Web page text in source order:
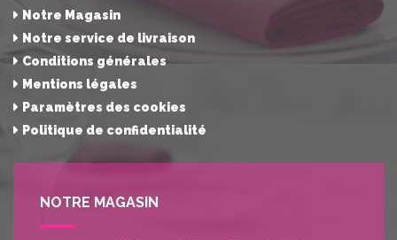
Notre Magasin
Notre service de livraison
Conditions générales
Mentions légales
Paramètres des cookies
Politique de confidentialité
NOTRE MAGASIN